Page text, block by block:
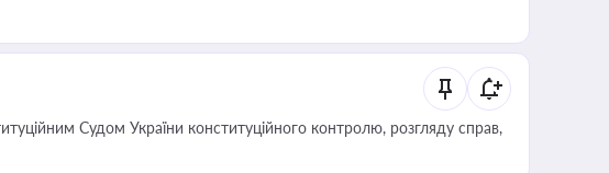
Судом України конституційного контролю, розгляду справ,